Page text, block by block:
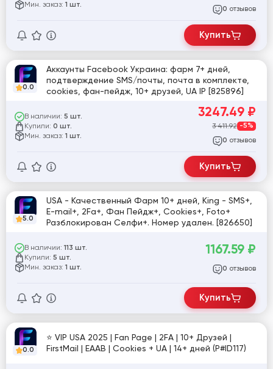
Мин. заказ: 1 шт.
0 отзывов
Купить
0.0
Аккаунты Facebook Украина: фарм 7+ дней,
подтверждение SMS/почты, почта в комплекте,
cookies, фан-пейдж, 10+ друзей, UA IP [825896]
В наличии: 5 шт.
Купили: 0 шт.
Мин. заказ: 1 шт.
3247.49 ₽
3 411.92 -5%
0 отзывов
Купить
5.0
USA - Качественный Фарм 10+ дней, King - SMS+,
E-mail+, 2Fa+, Фан Пейдж+, Cookies+, Foto+
Разблокирован Селфи+. Номер удален. [826650]
В наличии: 113 шт.
Купили: 5 шт.
Мин. заказ: 1 шт.
1167.59 ₽
0 отзывов
Купить
0.0
⭐️ VIP USA 2025 | Fan Page | 2FA | 10+ Друзей |
FirstMail | EAAB | Cookies + UA | 14+ дней (P#ID117)